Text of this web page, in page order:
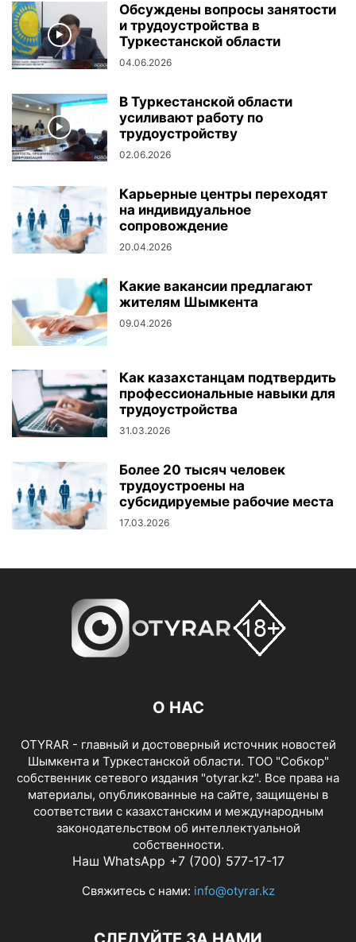
Обсуждены вопросы занятости
и трудоустройства в
Туркестанской области
04.06.2026
В Туркестанской области
усиливают работу по
трудоустройству
02.06.2026
Карьерные центры переходят
на индивидуальное
сопровождение
20.04.2026
Какие вакансии предлагают
жителям Шымкента
09.04.2026
Как казахстанцам подтвердить
профессиональные навыки для
трудоустройства
31.03.2026
Более 20 тысяч человек
трудоустроены на
субсидируемые рабочие места
17.03.2026
О НАС
OTYRAR - главный и достоверный источник новостей
Шымкента и Туркестанской области. ТОО "Собкор"
собственник сетевого издания "otyrar.kz". Все права на
материалы, опубликованные на сайте, защищены в
соответствии с казахстанским и международным
законодательством об интеллектуальной
собственности.
Наш WhatsApp +7 (700) 577-17-17
Свяжитесь с нами: info@otyrar.kz